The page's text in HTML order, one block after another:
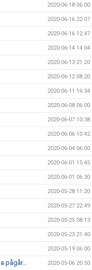
2020-06-18 06:00
2020-06-16 22:07
2020-06-16 12:47
2020-06-14 14:04
2020-06-13 21:20
2020-06-12 08:20
2020-06-11 16:34
2020-06-08 06:00
2020-06-07 10:38
2020-06-06 10:42
2020-06-04 06:00
2020-06-01 15:45
2020-06-01 06:30
2020-05-28 11:20
2020-05-27 22:49
2020-05-25 08:13
2020-05-23 21:40
2020-05-19 06:00
pågår... 2020-05-06 20:50